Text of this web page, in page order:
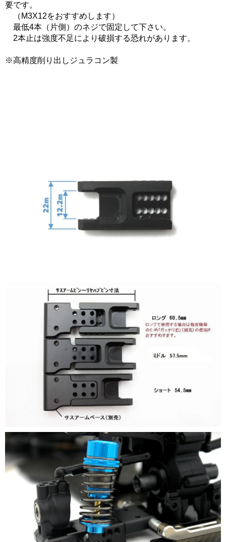
要です。
（M3X12をおすすめします）
最低4本（片側）のネジで固定して下さい。
2本止は強度不足により破損する恐れがあります。
※高精度削り出しジュラコン製